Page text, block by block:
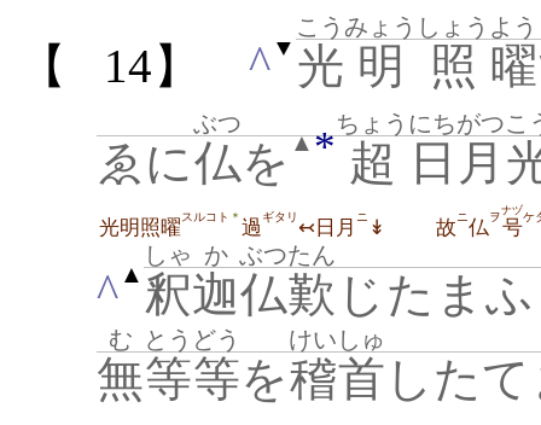
【 14】^ ▼光
こう
明
みょう
照
しょう
曜
よう
ゑに仏
ぶつ
を ▲* 超
ちょう
日月
にちがつこ
光明照曜スルコト ＊ 過 ギタリ↢日月 ニ ↡ 故 ニ仏ヲ号
ナヅケ
^ ▲ 釈
しゃ
迦
か
仏
ぶつ
歎
たん
じたま
無
む
等等
とうどう
を稽首
けいしゅ
した